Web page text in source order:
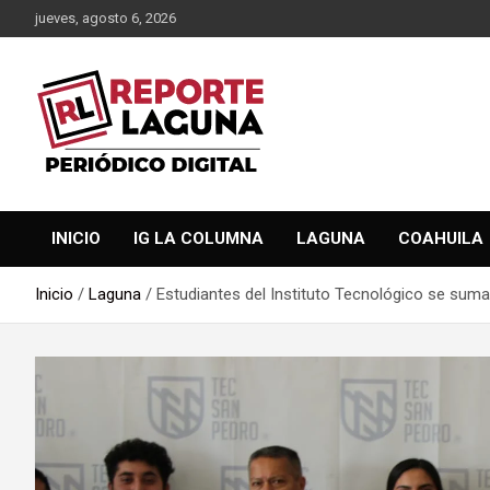
Saltar
al
jueves, agosto 6, 2026
Reporte Laguna
INICIO IG LA COLUMNA LAGUNA COAHUILA
Inicio Laguna Estudiantes del Instituto Tecnológico se